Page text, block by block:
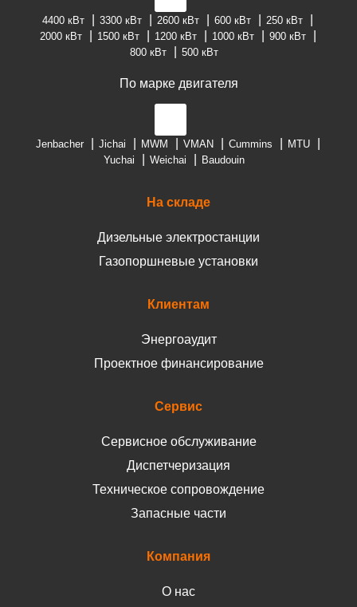
4400 кВт 3300 кВт 2600 кВт 600 кВт
250 кВт
2000 кВт
1500 кВт 1200 кВт 1000 кВт
900 кВт
800 кВт
500 кВт
По марке двигателя
Jenbacher Jichai MWM VMAN Cummins
MTU
Yuchai
Weichai Baudouin
На складе
Дизельные электростанции
Газопоршневые установки
Клиентам
Энергоаудит
Проектное финансирование
Сервис
Сервисное обслуживание
Диспетчеризация
Техническое сопровождение
Запасные части
Компания
О нас